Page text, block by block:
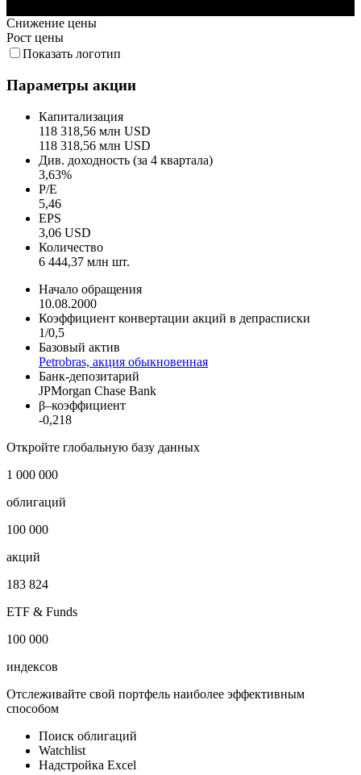
Снижение цены
Рост цены
Показать логотип
Параметры акции
Капитализация
118 318,56 млн USD
118 318,56 млн USD
Див. доходность (за 4 квартала)
3,63%
P/E
5,46
EPS
3,06 USD
Количество
6 444,37 млн шт.
Начало обращения
10.08.2000
Коэффициент конвертации акций в депрасписки
1/0,5
Базовый актив
Petrobras, акция обыкновенная
Банк-депозитарий
JPMorgan Chase Bank
β–коэффициент
-0,218
Откройте глобальную базу данных
1 000 000
облигаций
100 000
акций
183 824
ETF & Funds
100 000
индексов
Отслеживайте свой портфель наиболее эффективным
способом
Поиск облигаций
Watchlist
Надстройка Excel